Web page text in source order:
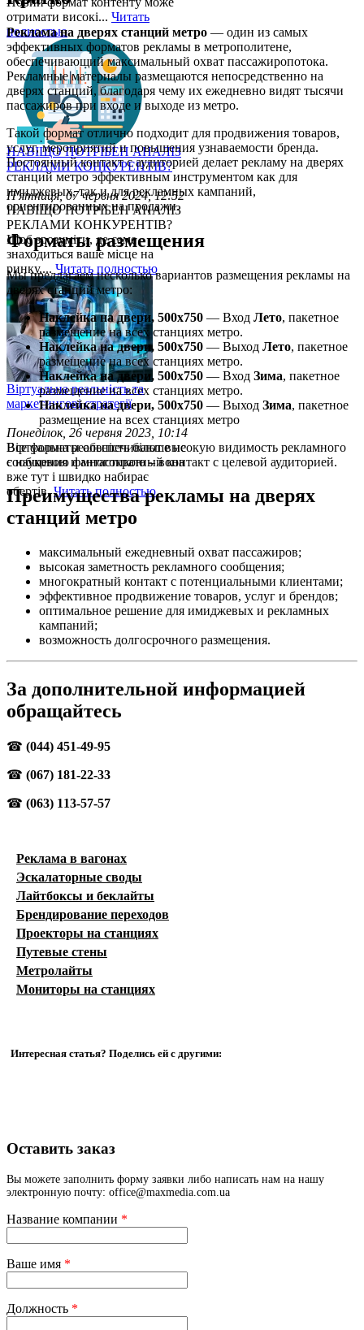
отримати високі... Читать
полностью
НАВІЩО ПОТРІБЕН АНАЛІЗ
РЕКЛАМИ КОНКУРЕНТІВ?
П'ятниця, 07 червня 2024, 12:52
НАВІЩО ПОТРІБЕН АНАЛІЗ
РЕКЛАМИ КОНКУРЕНТІВ?
Щоб зрозуміти, де саме
знаходиться ваше місце на
ринку,... Читать полностью
Віртуальна реальність та
маркетингові стратегії
Понеділок, 26 червня 2023, 10:14
Віртуальна реальність більше не
є науковою фантастикою – вона
вже тут і швидко набирає
обертів.Читать полностью
Реклама на дверях станций метро — один из самых
эффективных форматов рекламы в метрополитене,
обеспечивающий максимальный охват пассажиропотока.
Рекламные материалы размещаются непосредственно на
дверях станций, благодаря чему их ежедневно видят тысячи
пассажиров при входе и выходе из метро.
Такой формат отлично подходит для продвижения товаров,
услуг, мероприятий и повышения узнаваемости бренда.
Постоянный контакт с аудиторией делает рекламу на дверях
станций метро эффективным инструментом как для
имиджевых, так и для рекламных кампаний,
ориентированных на продажи.
Форматы размещения
Мы предлагаем несколько вариантов размещения рекламы на
дверях станций метро:
Наклейка на двери, 500х750 — Вход Лето, пакетное
размещение на всех станциях метро.
Наклейка на двери, 500х750 — Выход Лето, пакетное
размещение на всех станциях метро.
Наклейка на двери, 500х750 — Вход Зима, пакетное
размещение на всех станциях метро.
Наклейка на двери, 500х750 — Выход Зима, пакетное
размещение на всех станциях метро
Все форматы обеспечивают высокую видимость рекламного
сообщения и многократный контакт с целевой аудиторией.
Преимущества рекламы на дверях
станций метро
максимальный ежедневный охват пассажиров;
высокая заметность рекламного сообщения;
многократный контакт с потенциальными клиентами;
эффективное продвижение товаров, услуг и брендов;
оптимальное решение для имиджевых и рекламных
кампаний;
возможность долгосрочного размещения.
За дополнительной информацией
обращайтесь
☎ (044) 451-49-95
☎ (067) 181-22-33
☎ (063) 113-57-57
Реклама в вагонах
Эскалаторные своды
Лайтбоксы и беклайты
Брендирование переходов
Проекторы на станциях
Путевые стены
Метролайты
Мониторы на станциях
Интересная статья? Поделись ей с другими:
Оставить заказ
Вы можете заполнить форму заявки либо написать нам на нашу
электронную почту: office@maxmedia.com.ua
Название компании *
Ваше имя *
Должность *